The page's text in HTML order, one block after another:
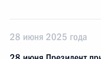
28 июня 2025 года